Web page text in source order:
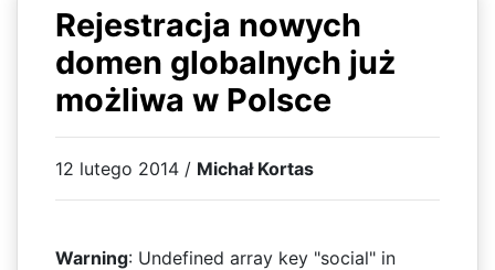
Rejestracja nowych
domen globalnych już
możliwa w Polsce
12 lutego 2014 / Michał Kortas
Warning: Undefined array key "social" in